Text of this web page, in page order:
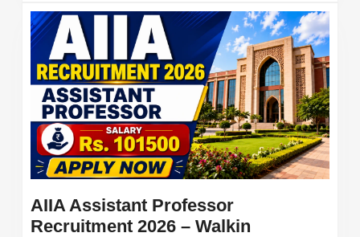
AIIA Assistant Professor
Recruitment 2026 – Walkin